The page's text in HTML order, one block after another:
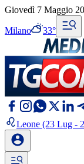
Giovedì 7 Maggio
Milano 33°
Leone (23 Lug -